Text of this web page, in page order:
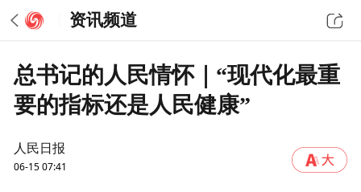
资讯频道
总书记的人民情怀｜“现代化最重
要的指标还是人民健康”
人民日报
06-15 07:41